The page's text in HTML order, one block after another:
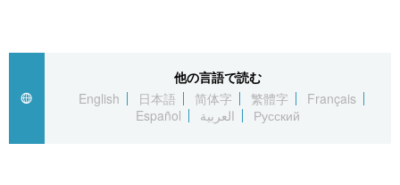
Русский
国際
社会
アーカイブ
Japan Data
旅と暮らし
文化
科学・技術
暮らし
他の言語で読む
English
日本語 简体字 繁體字
Français
Español
العربية Русский